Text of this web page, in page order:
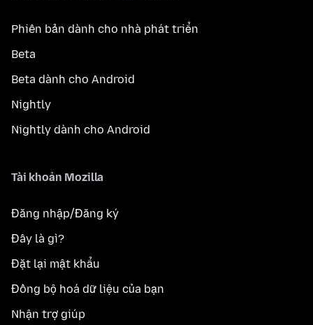
Phiên bản dành cho nhà phát triển
Beta
Beta dành cho Android
Nightly
Nightly dành cho Android
Tài khoản Mozilla
Đăng nhập/Đăng ký
Đây là gì?
Đặt lại mật khẩu
Đồng bộ hoá dữ liệu của bạn
Nhận trợ giúp